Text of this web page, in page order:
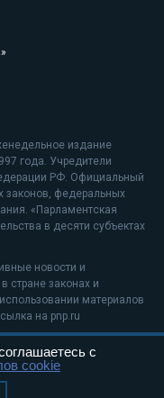
издание
года. Учредители
РФ. Официальный
законов, федеральных
«Парламентская
в десяти субъектах
новости и
стране законах и
материалов
на pnp.ru
рекомендательные
с
cookie